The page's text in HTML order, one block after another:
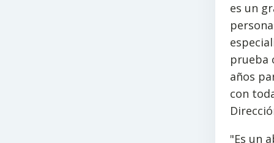
es un
prueba
años
con
"Es un